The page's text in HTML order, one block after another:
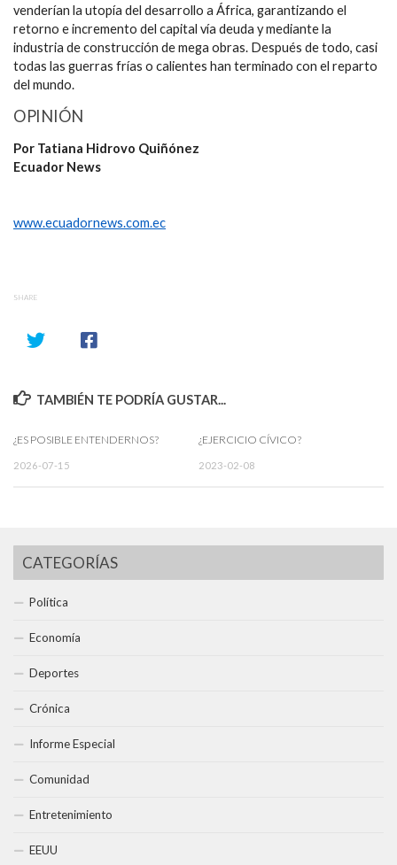
venderían la utopía del desarrollo a África, garantizando el
retorno e incremento del capital vía deuda y mediante la
industria de construcción de mega obras. Después de todo, casi
todas las guerras frías o calientes han terminado con el reparto
del mundo.
OPINIÓN
Por Tatiana Hidrovo Quiñónez
Ecuador News
www.ecuadornews.com.ec
SHARE
TAMBIÉN TE PODRÍA GUSTAR...
¿ES POSIBLE ENTENDERNOS?
2026-07-15
¿EJERCICIO CÍVICO?
2023-02-08
CATEGORÍAS
Política
Economía
Deportes
Crónica
Informe Especial
Comunidad
Entretenimiento
EEUU